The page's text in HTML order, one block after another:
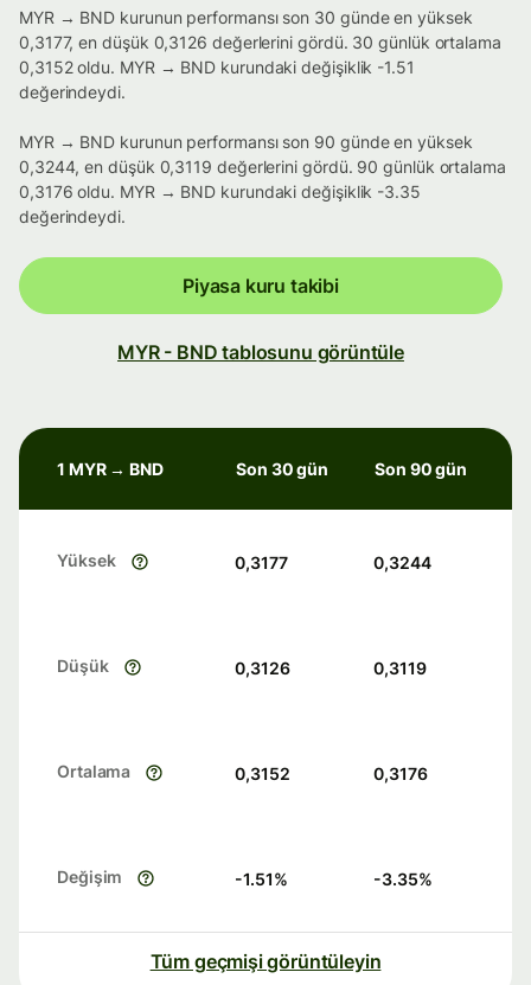
MYR → BND kurunun performansı son 30 günde en yüksek
0,3177, en düşük 0,3126 değerlerini gördü. 30 günlük ortalama
0,3152 oldu. MYR → BND kurundaki değişiklik -1.51
değerindeydi.
MYR → BND kurunun performansı son 90 günde en yüksek
0,3244, en düşük 0,3119 değerlerini gördü. 90 günlük ortalama
0,3176 oldu. MYR → BND kurundaki değişiklik -3.35
değerindeydi.
Piyasa kuru takibi
MYR - BND tablosunu görüntüle
1 MYR → BND Son 30 gün Son 90 gün
Yüksek 0,3177 0,3244
Düşük 0,3126 0,3119
Ortalama 0,3152 0,3176
Değişim -1.51% -3.35%
Tüm geçmişi görüntüleyin